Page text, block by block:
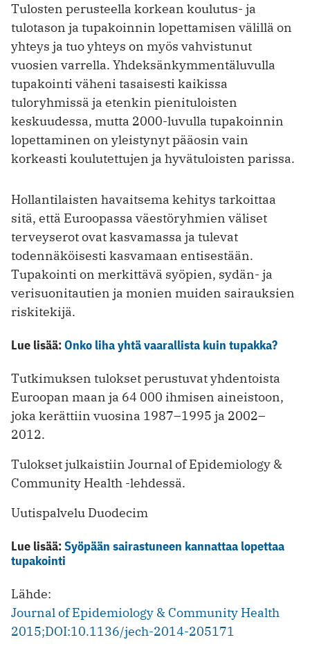
Tulosten perusteella korkean koulutus- ja
tulotason ja tupakoinnin lopettamisen välillä on
yhteys ja tuo yhteys on myös vahvistunut
vuosien varrella. Yhdeksänkymmentäluvulla
tupakointi väheni tasaisesti kaikissa
tuloryhmissä ja etenkin pienituloisten
keskuudessa, mutta 2000-luvulla tupakoinnin
lopettaminen on yleistynyt pääosin vain
korkeasti koulutettujen ja hyvätuloisten parissa.
Hollantilaisten havaitsema kehitys tarkoittaa
sitä, että Euroopassa väestöryhmien väliset
terveyserot ovat kasvamassa ja tulevat
todennäköisesti kasvamaan entisestään.
Tupakointi on merkittävä syöpien, sydän- ja
verisuonitautien ja monien muiden sairauksien
riskitekijä.
Lue lisää:Onko liha yhtä vaarallista kuin tupakka?
Tutkimuksen tulokset perustuvat yhdentoista
Euroopan maan ja 64 000 ihmisen aineistoon,
joka kerättiin vuosina 1987–1995 ja 2002–
2012.
Tulokset julkaistiin Journal of Epidemiology &
Community Health -lehdessä.
Uutispalvelu Duodecim
Lue lisää:Syöpään sairastuneen kannattaa lopettaa
tupakointi
Lähde:
Journal of Epidemiology & Community Health
2015;DOI:10.1136/jech-2014-205171